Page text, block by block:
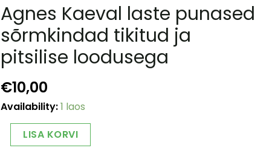
Agnes Kaeval laste punased
sõrmkindad tikitud ja
pitsilise loodusega
€10,00
Availability:1 laos
Agnes
Kaeval
LISA KORVI
Alternative: